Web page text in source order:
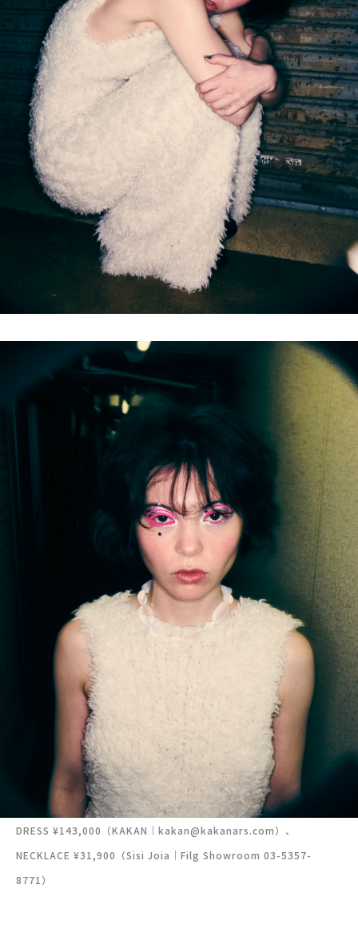
DRESS ¥143,000（KAKAN｜kakan@kakanars.com）、
NECKLACE ¥31,900（Sisi Joia｜Filg Showroom 03-5357-
8771）